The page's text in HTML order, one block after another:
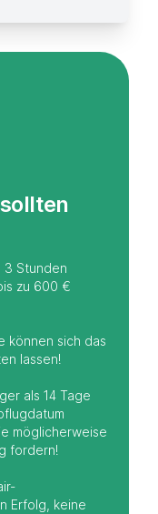
3 Stunden
zu 600 €
können sich das
lassen!
als 14 Tage
möglicherweise
fordern!
Erfolg, keine